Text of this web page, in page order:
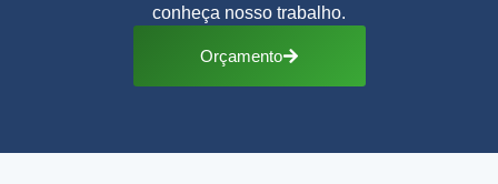
conheça nosso trabalho.
Orçamento